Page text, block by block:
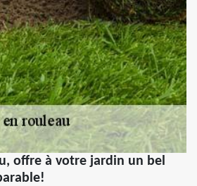
offre à votre jardin un bel